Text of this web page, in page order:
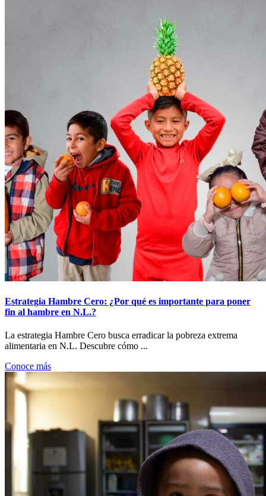
Estrategia Hambre Cero: ¿Por qué es importante para poner
fin al hambre en N.L.?
La estrategia Hambre Cero busca erradicar la pobreza extrema
alimentaria en N.L. Descubre cómo ...
Conoce más